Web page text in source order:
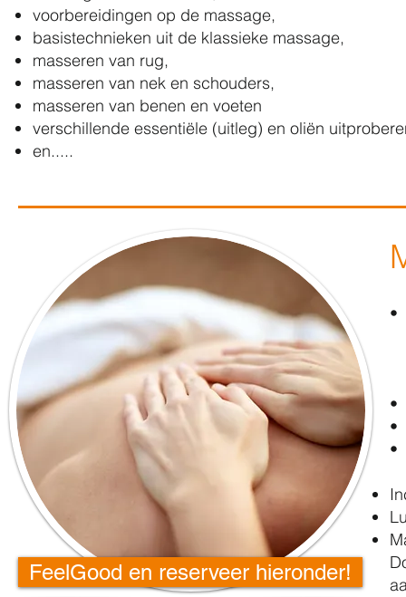
voorbereidingen op de massage,
basistechnieken uit de klassieke massage,
masseren van rug,
masseren van nek en schouders,
masseren van benen en voeten
verschillende essentiële (uitleg) en oliën
en.....
FeelGood en reserveer hieronder!